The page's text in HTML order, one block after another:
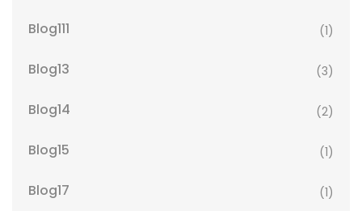
Blog111 (1)
Blog13 (3)
Blog14 (2)
Blog15 (1)
Blog17 (1)